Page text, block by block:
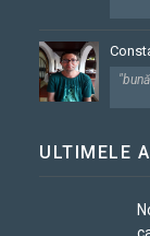
ULTIMELE